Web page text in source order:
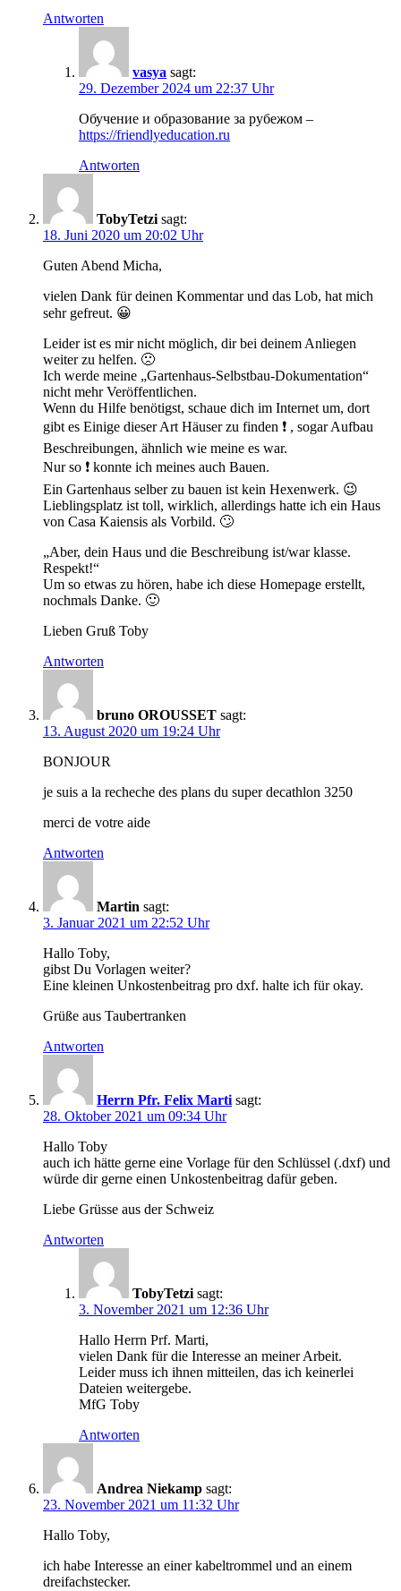
Antworten
vasya sagt:
29. Dezember 2024 um 22:37 Uhr
Обучение и образование за рубежом –
https://friendlyeducation.ru
Antworten
TobyTetzi sagt:
18. Juni 2020 um 20:02 Uhr
Guten Abend Micha,
vielen Dank für deinen Kommentar und das Lob, hat mich
sehr gefreut. 😀
Leider ist es mir nicht möglich, dir bei deinem Anliegen
weiter zu helfen. 🙁
Ich werde meine „Gartenhaus-Selbstbau-Dokumentation“
nicht mehr Veröffentlichen.
Wenn du Hilfe benötigst, schaue dich im Internet um, dort
gibt es Einige dieser Art Häuser zu finden ❗ , sogar Aufbau
Beschreibungen, ähnlich wie meine es war.
Nur so ❗ konnte ich meines auch Bauen.
Ein Gartenhaus selber zu bauen ist kein Hexenwerk. 😉
Lieblingsplatz ist toll, wirklich, allerdings hatte ich ein Haus
von Casa Kaiensis als Vorbild. 🙄
„Aber, dein Haus und die Beschreibung ist/war klasse.
Respekt!“
Um so etwas zu hören, habe ich diese Homepage erstellt,
nochmals Danke. 🙂
Lieben Gruß Toby
Antworten
bruno OROUSSET sagt:
13. August 2020 um 19:24 Uhr
BONJOUR
je suis a la recheche des plans du super decathlon 3250
merci de votre aide
Antworten
Martin sagt:
3. Januar 2021 um 22:52 Uhr
Hallo Toby,
gibst Du Vorlagen weiter?
Eine kleinen Unkostenbeitrag pro dxf. halte ich für okay.
Grüße aus Taubertranken
Antworten
Herrn Pfr. Felix Marti sagt:
28. Oktober 2021 um 09:34 Uhr
Hallo Toby
auch ich hätte gerne eine Vorlage für den Schlüssel (.dxf) und
würde dir gerne einen Unkostenbeitrag dafür geben.
Liebe Grüsse aus der Schweiz
Antworten
TobyTetzi sagt:
3. November 2021 um 12:36 Uhr
Hallo Herrn Prf. Marti,
vielen Dank für die Interesse an meiner Arbeit.
Leider muss ich ihnen mitteilen, das ich keinerlei
Dateien weitergebe.
MfG Toby
Antworten
Andrea Niekamp sagt:
23. November 2021 um 11:32 Uhr
Hallo Toby,
ich habe Interesse an einer kabeltrommel und an einem
dreifachstecker.